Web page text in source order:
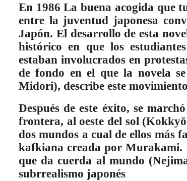
En 1986 La buena acogida que
entre la juventud japonesa
Japón. El desarrollo de esta
histórico en que los
estaban involucrados en
de fondo en el que la novela
Midori), describe este
Después de este éxito, se
frontera, al oeste del sol
dos mundos a cual de ellos más
kafkiana creada por
que da cuerda al mundo
subrrealismo japonés